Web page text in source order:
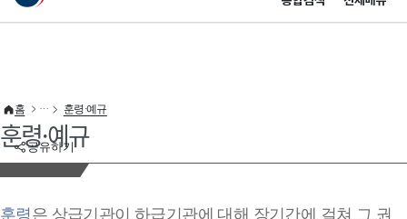
이 누리집은 대한민국 공식 전자정부 누리집입니다.
공유하기
홈 훈령·예규
훈령·예규
훈령은 상급기관이 하급기관에 대해 장기간에 걸쳐 그 권